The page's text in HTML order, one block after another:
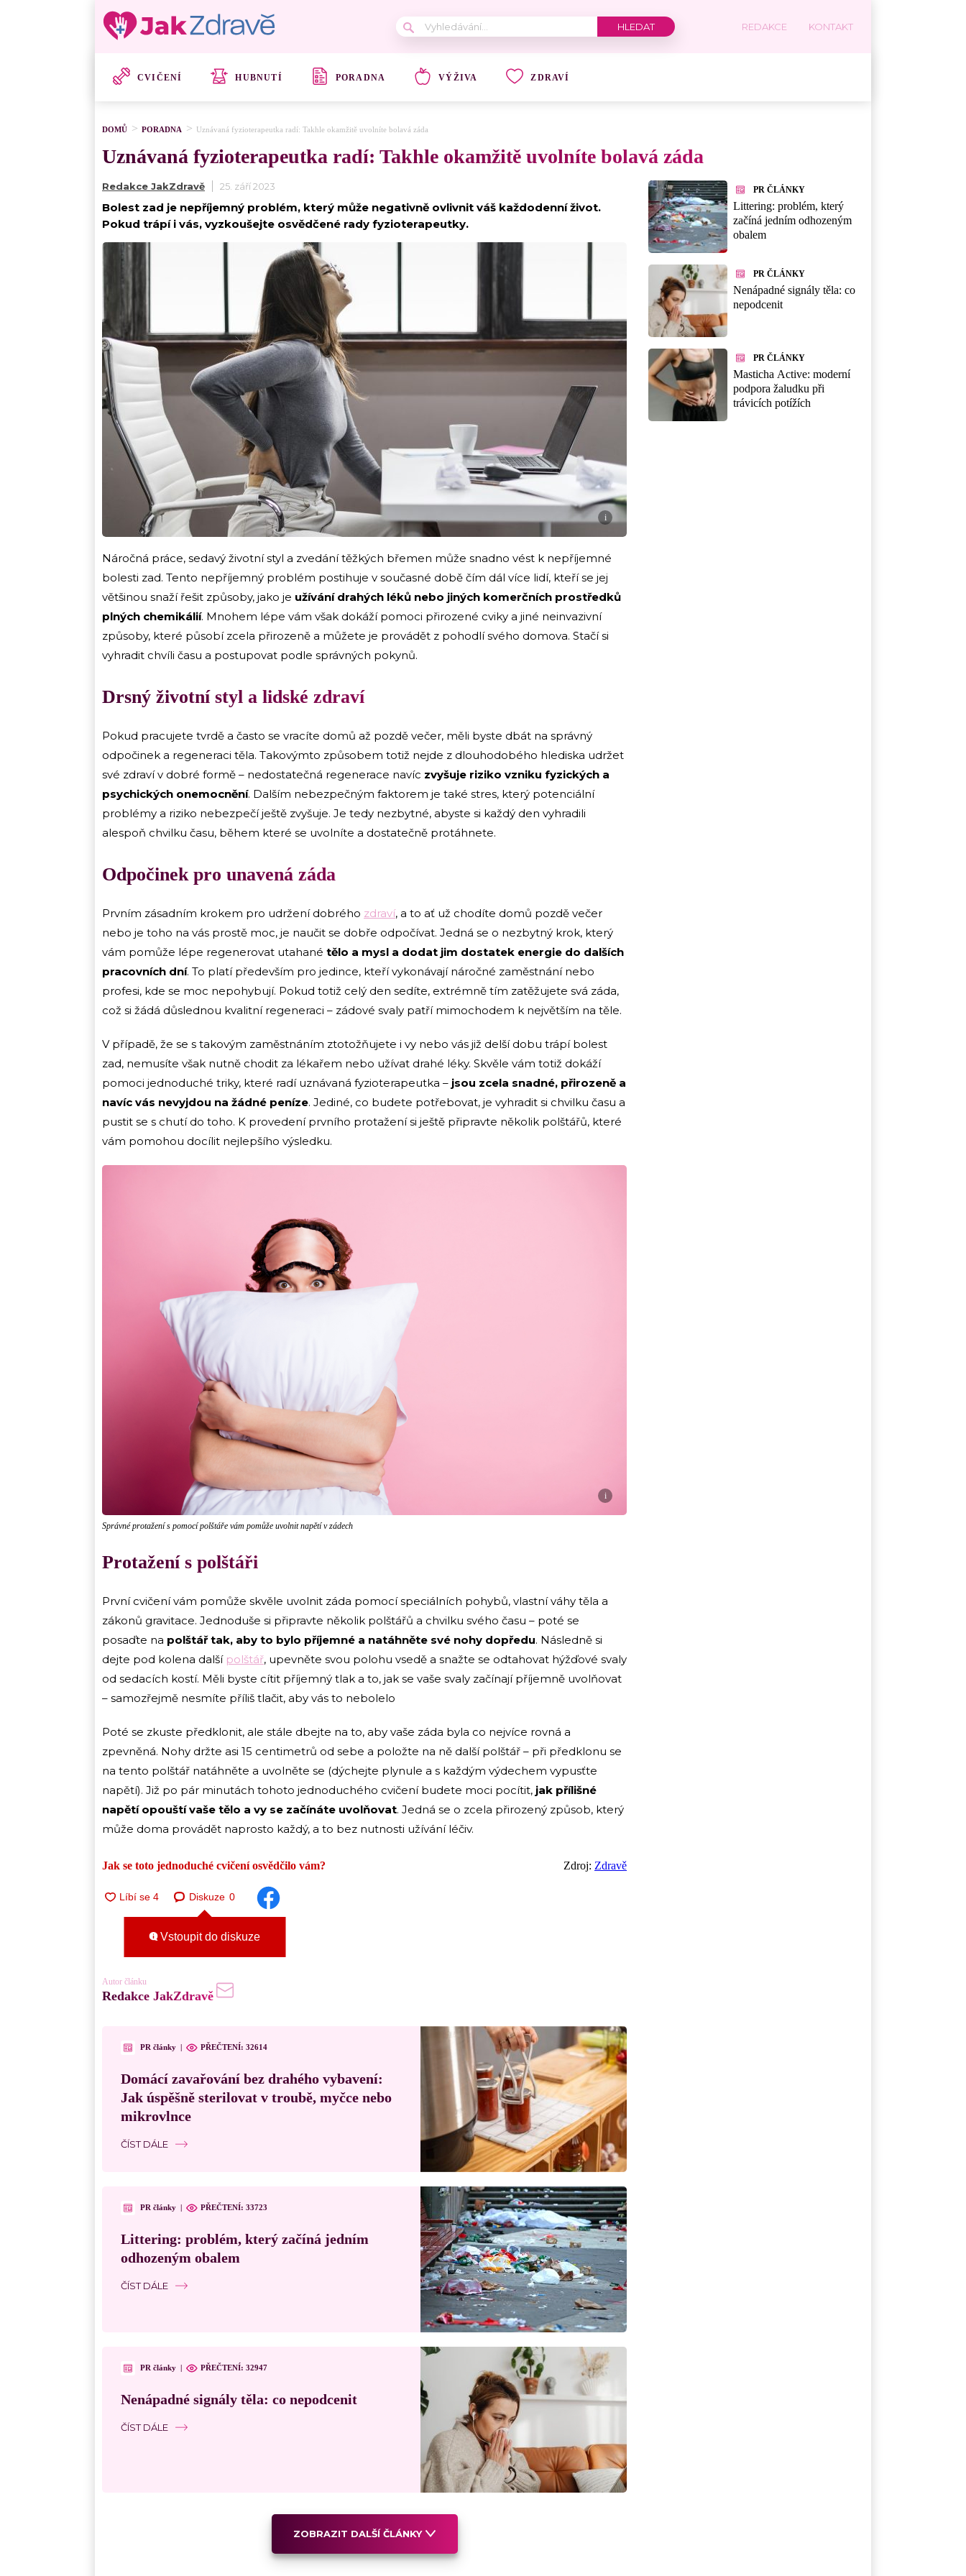
REDAKCE KONTAKT
CVIČENÍ HUBNUTÍ PORADNA VÝŽIVA ZDRAVÍ
DOMŮ PORADNA Uznávaná fyzioterapeutka radí: Takhle okamžitě uvolníte bolavá záda
Uznávaná fyzioterapeutka radí: Takhle okamžitě uvolníte bolavá záda
Redakce JakZdravě 25. září 2023
Bolest zad je nepříjemný problém, který může negativně ovlivnit váš každodenní život.
Pokud trápí i vás, vyzkoušejte osvědčené rady fyzioterapeutky.
i
Náročná práce, sedavý životní styl a zvedání těžkých břemen může snadno vést k nepříjemné
bolesti zad. Tento nepříjemný problém postihuje v současné době čím dál více lidí, kteří se jej
většinou snaží řešit způsoby, jako je užívání drahých léků nebo jiných komerčních prostředků
plných chemikálií. Mnohem lépe vám však dokáží pomoci přirozené cviky a jiné neinvazivní
způsoby, které působí zcela přirozeně a můžete je provádět z pohodlí svého domova. Stačí si
vyhradit chvíli času a postupovat podle správných pokynů.
Drsný životní styl a lidské zdraví
Pokud pracujete tvrdě a často se vracíte domů až pozdě večer, měli byste dbát na správný
odpočinek a regeneraci těla. Takovýmto způsobem totiž nejde z dlouhodobého hlediska udržet
své zdraví v dobré formě – nedostatečná regenerace navíc zvyšuje riziko vzniku fyzických a
psychických onemocnění. Dalším nebezpečným faktorem je také stres, který potenciální
problémy a riziko nebezpečí ještě zvyšuje. Je tedy nezbytné, abyste si každý den vyhradili
alespoň chvilku času, během které se uvolníte a dostatečně protáhnete.
Odpočinek pro unavená záda
Prvním zásadním krokem pro udržení dobrého zdraví, a to ať už chodíte domů pozdě večer
nebo je toho na vás prostě moc, je naučit se dobře odpočívat. Jedná se o nezbytný krok, který
vám pomůže lépe regenerovat utahané tělo a mysl a dodat jim dostatek energie do dalších
pracovních dní. To platí především pro jedince, kteří vykonávají náročné zaměstnání nebo
profesi, kde se moc nepohybují. Pokud totiž celý den sedíte, extrémně tím zatěžujete svá záda,
což si žádá důslednou kvalitní regeneraci – zádové svaly patří mimochodem k největším na těle.
V případě, že se s takovým zaměstnáním ztotožňujete i vy nebo vás již delší dobu trápí bolest
zad, nemusíte však nutně chodit za lékařem nebo užívat drahé léky. Skvěle vám totiž dokáží
pomoci jednoduché triky, které radí uznávaná fyzioterapeutka – jsou zcela snadné, přirozeně a
navíc vás nevyjdou na žádné peníze. Jediné, co budete potřebovat, je vyhradit si chvilku času a
pustit se s chutí do toho. K provedení prvního protažení si ještě připravte několik polštářů, které
vám pomohou docílit nejlepšího výsledku.
i
Správné protažení s pomocí polštáře vám pomůže uvolnit napětí v zádech
Protažení s polštáři
První cvičení vám pomůže skvěle uvolnit záda pomocí speciálních pohybů, vlastní váhy těla a
zákonů gravitace. Jednoduše si připravte několik polštářů a chvilku svého času – poté se
posaďte na polštář tak, aby to bylo příjemné a natáhněte své nohy dopředu. Následně si
dejte pod kolena další polštář, upevněte svou polohu vsedě a snažte se odtahovat hýžďové svaly
od sedacích kostí. Měli byste cítit příjemný tlak a to, jak se vaše svaly začínají příjemně uvolňovat
– samozřejmě nesmíte příliš tlačit, aby vás to nebolelo
Poté se zkuste předklonit, ale stále dbejte na to, aby vaše záda byla co nejvíce rovná a
zpevněná. Nohy držte asi 15 centimetrů od sebe a položte na ně další polštář – při předklonu se
na tento polštář natáhněte a uvolněte se (dýchejte plynule a s každým výdechem vypusťte
napětí). Již po pár minutách tohoto jednoduchého cvičení budete moci pocítit, jak přílišné
napětí opouští vaše tělo a vy se začínáte uvolňovat. Jedná se o zcela přirozený způsob, který
může doma provádět naprosto každý, a to bez nutnosti užívání léčiv.
Jak se toto jednoduché cvičení osvědčilo vám? Zdroj: Zdravě
Diskuze 0
Vstoupit do diskuze
Autor článku
Redakce JakZdravě
PR články PŘEČTENÍ: 32614
Domácí zavařování bez drahého vybavení:
Jak úspěšně sterilovat v troubě, myčce nebo
mikrovlnce
ČÍST DÁLE
PR články PŘEČTENÍ: 33723
Littering: problém, který začíná jedním
odhozeným obalem
ČÍST DÁLE
PR články PŘEČTENÍ: 32947
Nenápadné signály těla: co nepodcenit
ČÍST DÁLE
ZOBRAZIT DALŠÍ ČLÁNKY
PR ČLÁNKY
Littering: problém, který
začíná jedním odhozeným
obalem
PR ČLÁNKY
Nenápadné signály těla: co
nepodcenit
PR ČLÁNKY
Masticha Active: moderní
podpora žaludku při
trávicích potížích